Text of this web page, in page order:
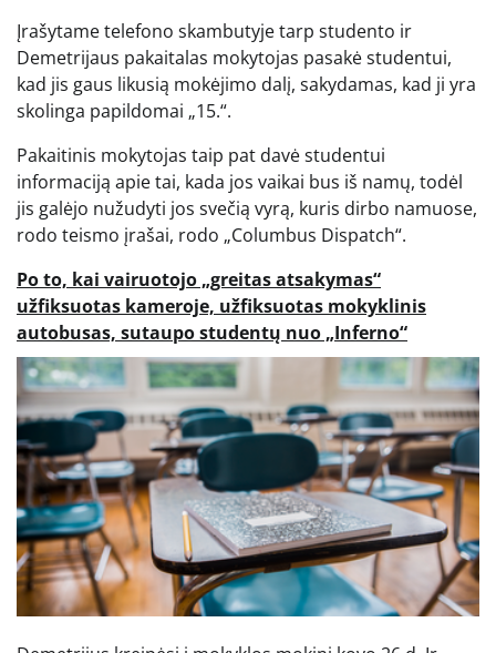
Įrašytame telefono skambutyje tarp studento ir
Demetrijaus pakaitalas mokytojas pasakė studentui,
kad jis gaus likusią mokėjimo dalį, sakydamas, kad ji yra
skolinga papildomai „15.“.
Pakaitinis mokytojas taip pat davė studentui
informaciją apie tai, kada jos vaikai bus iš namų, todėl
jis galėjo nužudyti jos svečią vyrą, kuris dirbo namuose,
rodo teismo įrašai, rodo „Columbus Dispatch“.
Po to, kai vairuotojo „greitas atsakymas“
užfiksuotas kameroje, užfiksuotas mokyklinis
autobusas, sutaupo studentų nuo „Inferno“